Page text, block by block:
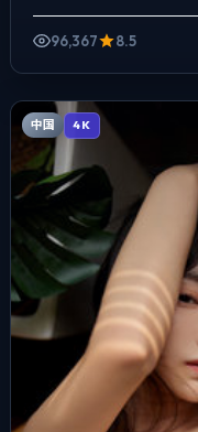
去与现在拧成一股绳，爱
96,367
8.5
中国 4K